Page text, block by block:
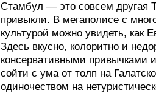
Стамбул — это совсем другая
привыкли. В мегаполисе с
культурой можно увидеть, как
Здесь вкусно, колоритно и
консервативными привычками
сойти с ума от толп на
одиночеством на